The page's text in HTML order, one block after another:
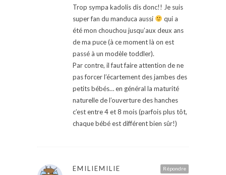
Trop sympa kadolis dis donc!! Je suis
super fan du manduca aussi
qui a
été mon chouchou jusqu’aux deux ans
de ma puce (à ce moment là on est
passé à un modèle toddler).
Par contre, il faut faire attention de ne
pas forcer l’écartement des jambes des
petits bébés… en général la maturité
naturelle de l’ouverture des hanches
c’est entre 4 et 8 mois (parfois plus tôt,
chaque bébé est différent bien sûr!)
Répondre
EMILIEMILIE